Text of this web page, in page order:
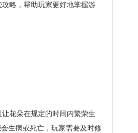
略，帮助玩家更好地掌握游
花朵在规定的时间内繁荣生
生病或死亡，玩家需要及时修